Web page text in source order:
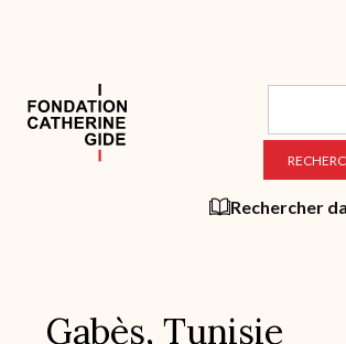
principal
Rechercher
Gabès, Tunisie